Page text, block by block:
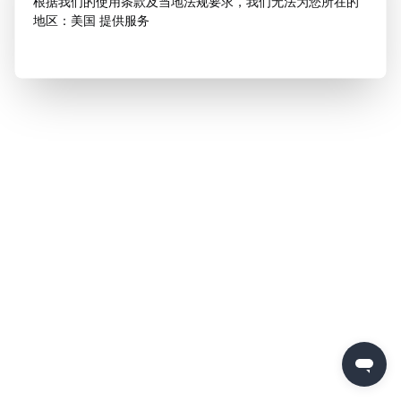
地区：美国 提供服务